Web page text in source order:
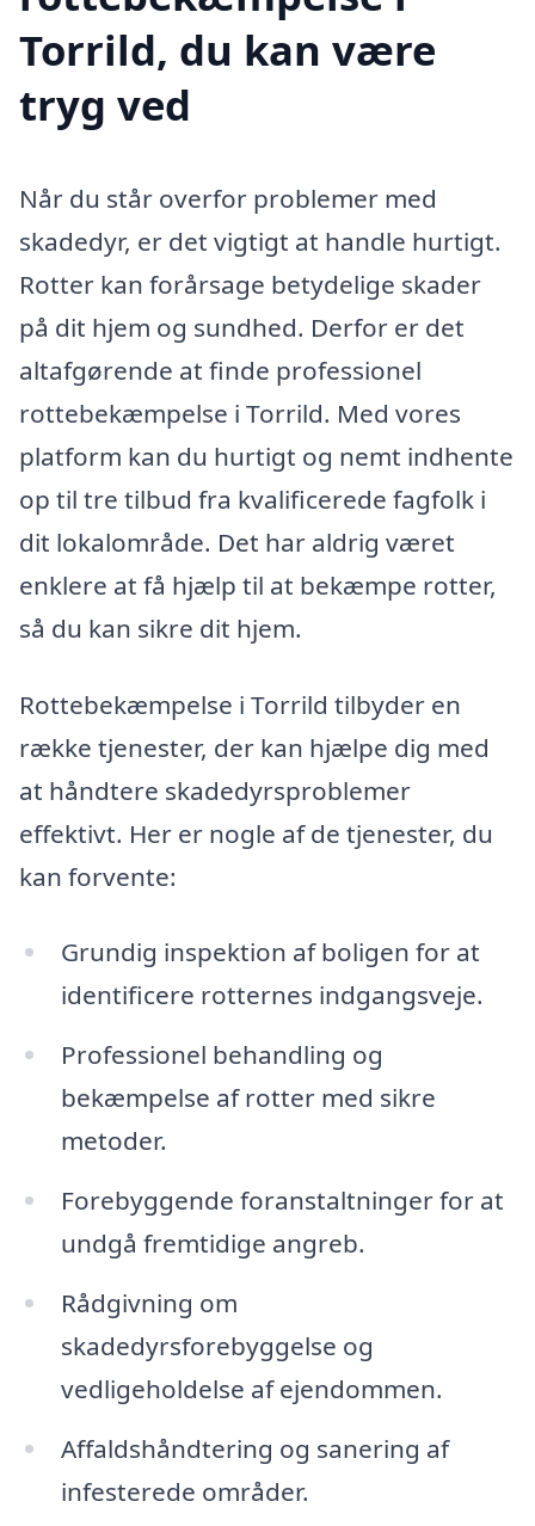
Torrild, du kan være
tryg ved
Når du står overfor problemer med
skadedyr, er det vigtigt at handle hurtigt.
Rotter kan forårsage betydelige skader
på dit hjem og sundhed. Derfor er det
altafgørende at finde professionel
rottebekæmpelse i Torrild. Med vores
platform kan du hurtigt og nemt indhente
op til tre tilbud fra kvalificerede fagfolk i
dit lokalområde. Det har aldrig været
enklere at få hjælp til at bekæmpe rotter,
så du kan sikre dit hjem.
Rottebekæmpelse i Torrild tilbyder en
række tjenester, der kan hjælpe dig med
at håndtere skadedyrsproblemer
effektivt. Her er nogle af de tjenester, du
kan forvente:
Grundig inspektion af boligen for at
identificere rotternes indgangsveje.
Professionel behandling og
bekæmpelse af rotter med sikre
metoder.
Forebyggende foranstaltninger for at
undgå fremtidige angreb.
Rådgivning om
skadedyrsforebyggelse og
vedligeholdelse af ejendommen.
Affaldshåndtering og sanering af
infesterede områder.